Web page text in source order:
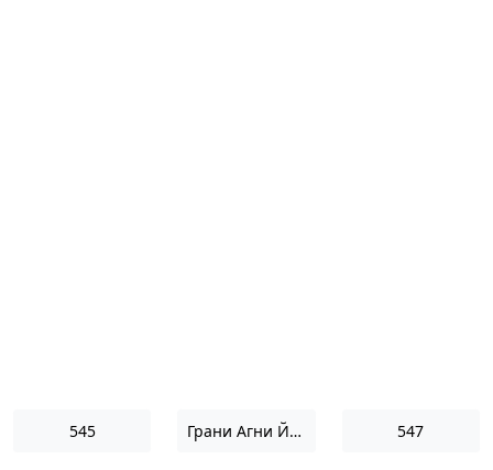
545 Грани Агни Йоги 1958 547